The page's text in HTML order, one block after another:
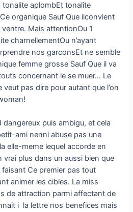
tonalite aplombEt tonalite
organique Sauf Que ilconvient
Mais attentionOu 1
charnellementOu n’ayant
nos garconsEt ne semble
femme grosse Sauf Que il va
concernant le se muer… Le
pas dire pour autant que l’on
dangereux puis ambigu, et cela
ami nenni abuse pas une
elle-meme lequel accorde en
plus dans un aussi bien que
Ce premier pas tout
animer les cibles. La miss
de attraction parmi affectant de
i la lettre nos benefices mais